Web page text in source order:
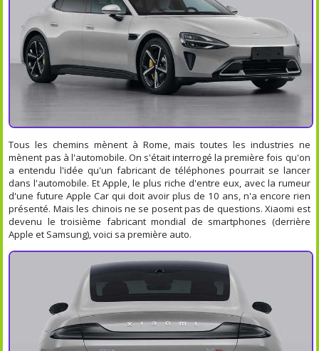
Tous les chemins mènent à Rome, mais toutes les industries ne
mènent pas à l'automobile. On s'était interrogé la première fois qu'on
a entendu l'idée qu'un fabricant de téléphones pourrait se lancer
dans l'automobile. Et Apple, le plus riche d'entre eux, avec la rumeur
d'une future Apple Car qui doit avoir plus de 10 ans, n'a encore rien
présenté. Mais les chinois ne se posent pas de questions. Xiaomi est
devenu le troisième fabricant mondial de smartphones (derrière
Apple et Samsung), voici sa première auto.